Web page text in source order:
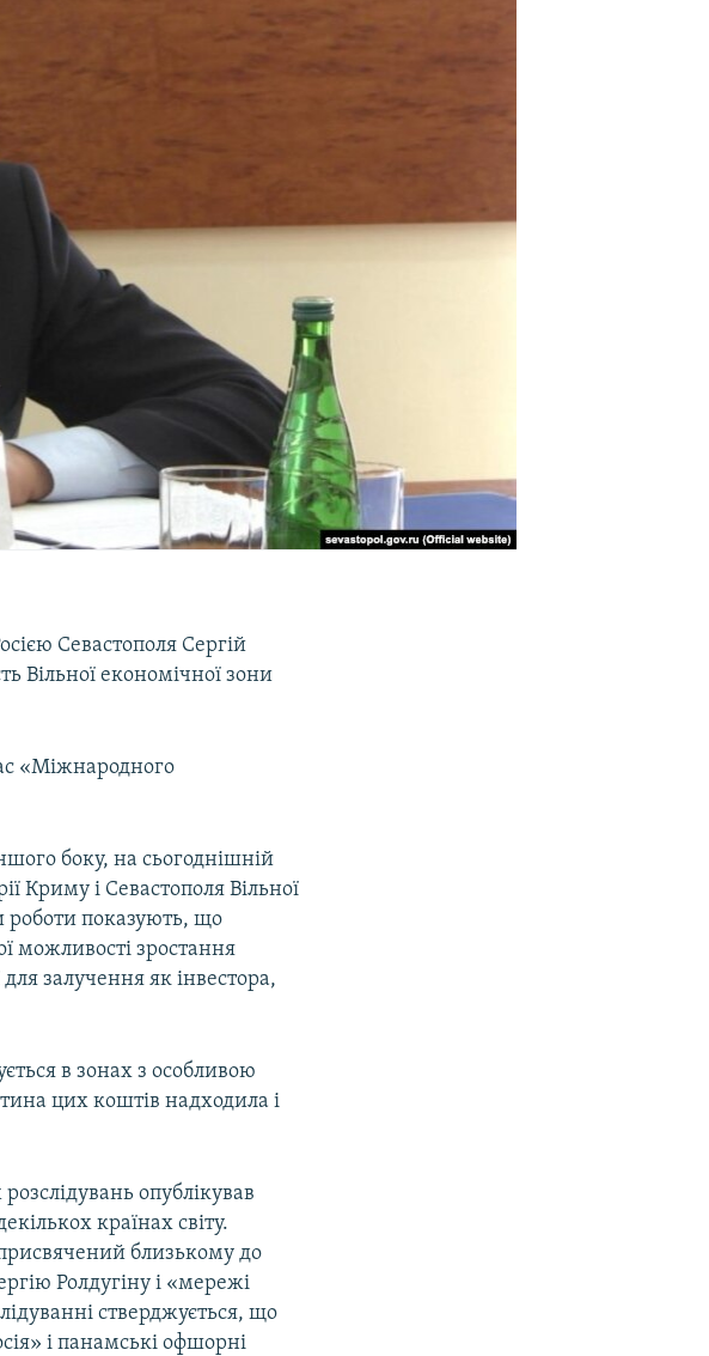
Севастополя Сергій
Вільної економічної зони
«Міжнародного
боку, на сьогоднішній
Криму і Севастополя Вільної
роботи показують, що
можливості зростання
залучення як інвестора,
в зонах з особливою
цих коштів надходила і
опублікував
країнах світу.
близькому до
Ролдугіну і «мережі
стверджується, що
і панамські офшорні